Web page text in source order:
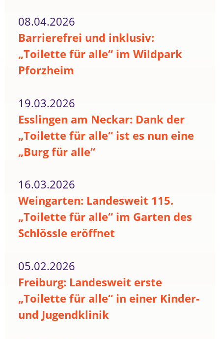
08.04.2026
Barrierefrei und inklusiv:
„Toilette für alle“ im Wildpark
Pforzheim
19.03.2026
Esslingen am Neckar: Dank der
„Toilette für alle“ ist es nun eine
„Burg für alle“
16.03.2026
Weingarten: Landesweit 115.
„Toilette für alle“ im Garten des
Schlössle eröffnet
05.02.2026
Freiburg: Landesweit erste
„Toilette für alle“ in einer Kinder-
und Jugendklinik